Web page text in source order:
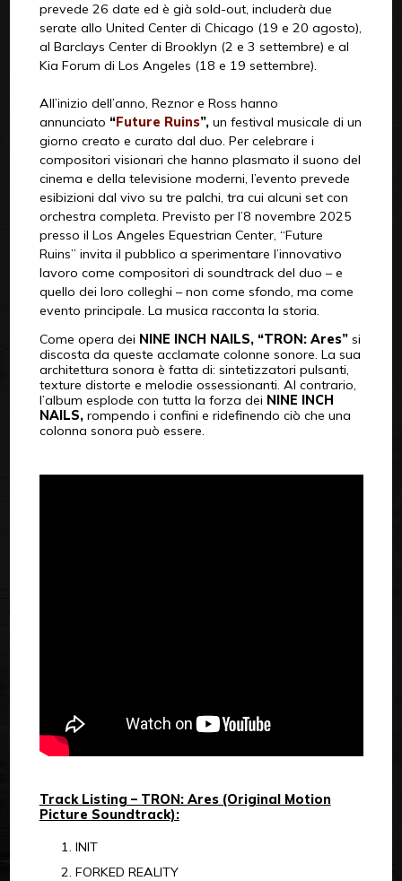
prevede 26 date ed è già sold-out, includerà due
serate allo United Center di Chicago (19 e 20 agosto),
al Barclays Center di Brooklyn (2 e 3 settembre) e al
Kia Forum di Los Angeles (18 e 19 settembre).
All’inizio dell’anno, Reznor e Ross hanno
annunciato “Future Ruins”,un festival musicale di un
giorno creato e curato dal duo. Per celebrare i
compositori visionari che hanno plasmato il suono del
cinema e della televisione moderni, l’evento prevede
esibizioni dal vivo su tre palchi, tra cui alcuni set con
orchestra completa. Previsto per l’8 novembre 2025
presso il Los Angeles Equestrian Center, “Future
Ruins” invita il pubblico a sperimentare l’innovativo
lavoro come compositori di soundtrack del duo – e
quello dei loro colleghi – non come sfondo, ma come
evento principale. La musica racconta la storia.
Come opera dei NINE INCH NAILS, “TRON: Ares” si
discosta da queste acclamate colonne sonore. La sua
architettura sonora è fatta di: sintetizzatori pulsanti,
texture distorte e melodie ossessionanti. Al contrario,
l’album esplode con tutta la forza dei NINE INCH
NAILS, rompendo i confini e ridefinendo ciò che una
colonna sonora può essere.
Track Listing – TRON: Ares (Original Motion
Picture Soundtrack):
INIT
FORKED REALITY